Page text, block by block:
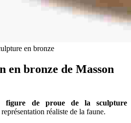
en bronze
en bronze de Masson
figure de proue de la sculpture
réaliste de la faune.